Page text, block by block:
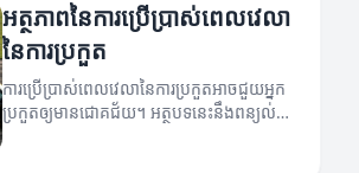
អត្ថភាពនៃការប្រើប្រាស់ពេលវេលា
នៃការប្រកួត
ការប្រើប្រាស់ពេលវេលានៃការប្រកួតអាចជួយអ្នក
ប្រកួតឲ្យមានជោគជ័យ។ អត្ថបទនេះនឹងពន្យល់
អំពីវិធីធ្វើការប្រកួតដោយប្រើប្រាស់ពេលវេលា